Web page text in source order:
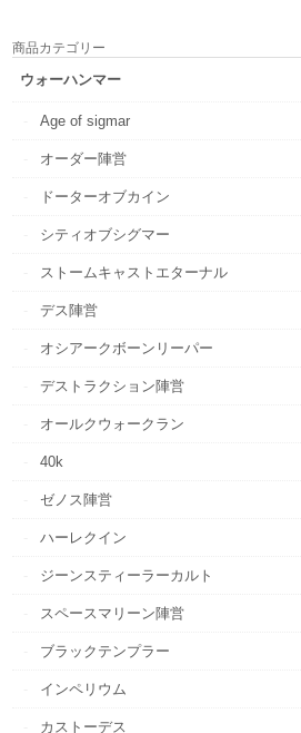
商品カテゴリー
ウォーハンマー
Age of sigmar
オーダー陣営
ドーターオブカイン
シティオブシグマー
ストームキャストエターナル
デス陣営
オシアークボーンリーパー
デストラクション陣営
オールクウォークラン
40k
ゼノス陣営
ハーレクイン
ジーンスティーラーカルト
スペースマリーン陣営
ブラックテンプラー
インペリウム
カストーデス